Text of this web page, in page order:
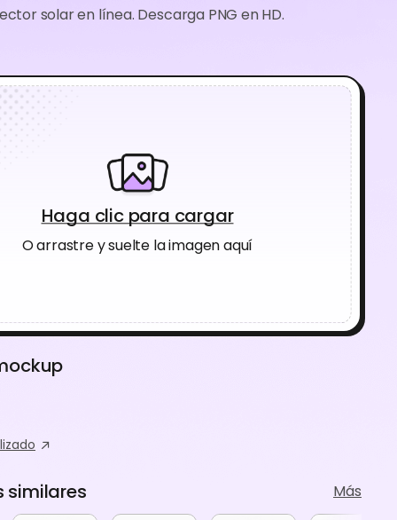
solar en línea. Descarga PNG en HD.
Haga clic para cargar
O arrastre y suelte la imagen aquí
similares Más